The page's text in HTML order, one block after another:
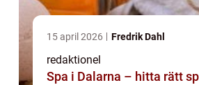
15 april 2026 Fredrik Dahl
redaktionel
Spa i Dalarna – hitta rätt